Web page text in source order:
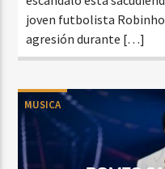
joven futbolista Robinho
agresión durante […]
MUSICA